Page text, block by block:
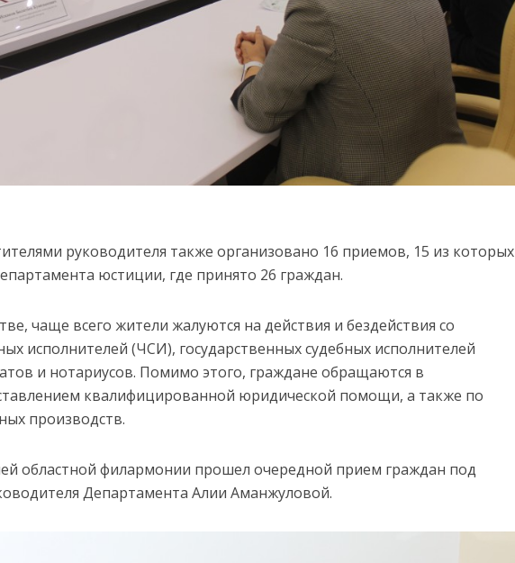
руководителя также организовано 16 приемов, 15 из которых
юстиции, где принято 26 граждан.
чаще всего жители жалуются на действия и бездействия со
исполнителей (ЧСИ), государственных судебных исполнителей
и нотариусов. Помимо этого, граждане обращаются в
квалифицированной юридической помощи, а также по
производств.
областной филармонии прошел очередной прием граждан под
Департамента Алии Аманжуловой.